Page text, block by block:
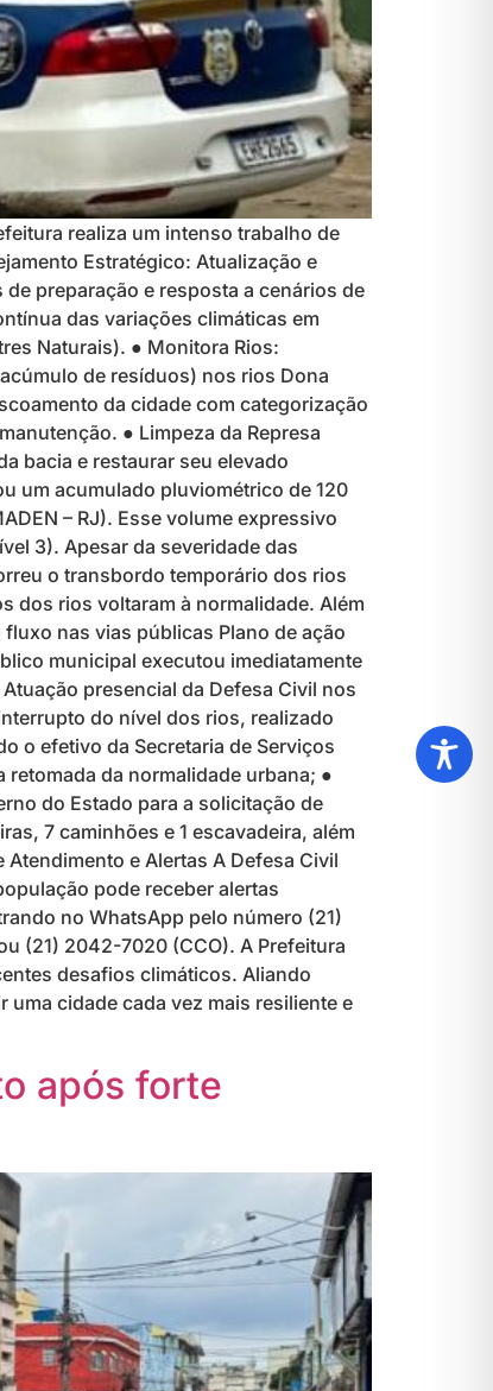
realiza um intenso trabalho de
Estratégico: Atualização e
preparação e resposta a cenários de
das variações climáticas em
Naturais). ● Monitora Rios:
de resíduos) nos rios Dona
da cidade com categorização
● Limpeza da Represa
bacia e restaurar seu elevado
um acumulado pluviométrico de 120
– RJ). Esse volume expressivo
3). Apesar da severidade das
o transbordo temporário dos rios
dos rios voltaram à normalidade. Além
nas vias públicas Plano de ação
municipal executou imediatamente
presencial da Defesa Civil nos
do nível dos rios, realizado
o efetivo da Secretaria de Serviços
da normalidade urbana; ●
do Estado para a solicitação de
7 caminhões e 1 escavadeira, além
e Alertas A Defesa Civil
pode receber alertas
no WhatsApp pelo número (21)
(21) 2042-7020 (CCO). A Prefeitura
desafios climáticos. Aliando
cidade cada vez mais resiliente e
após forte